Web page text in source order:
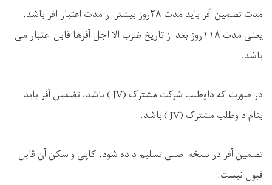
مدت تضمین آفر باید مدت ۲۸روز بیشتر از مدت اعتبار افر باشد،
یعنی مدت ۱۱۸روز بعد از تاریخ ضرب الا اجل آفرها قابل اعتبار می
باشد.
در صورت که داوطلب شرکت مشترک ( JV)باشد، تضمین آفر باید
بنام داوطلب مشترک ( JV)باشد.
تضمین آفر در نسخه اصلی تسلیم داده شود، کاپی وسکن آن قابل
قبول نیست.